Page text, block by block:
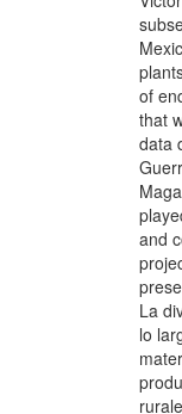
of
that
data
and
La
lo